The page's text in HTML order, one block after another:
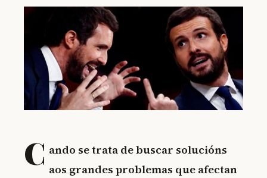
C ando se trata de buscar solucións
aos grandes problemas que afectan